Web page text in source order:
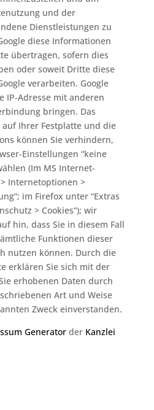
und der
Dienstleistungen zu
diese Informationen
übertragen, sofern dies
oder soweit Dritte diese
verarbeiten. Google
IP-Adresse mit anderen
bringen. Das
auf Ihrer Festplatte und die
können Sie verhindern,
Einstellungen “keine
(Im MS Internet-
Internetoptionen >
im Firefox unter “Extras
> Cookies“); wir
hin, dass Sie in diesem Fall
Funktionen dieser
nutzen können. Durch die
erklären Sie sich mit der
erhobenen Daten durch
Art und Weise
Zweck einverstanden.
Generatorder Kanzlei